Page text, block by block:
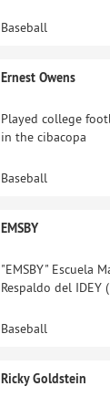
Baseball
Ernest Owens
Played college
in the cibacopa
Baseball
EMSBY
"EMSBY" Escuela
Respaldo del
Baseball
Ricky Goldstein